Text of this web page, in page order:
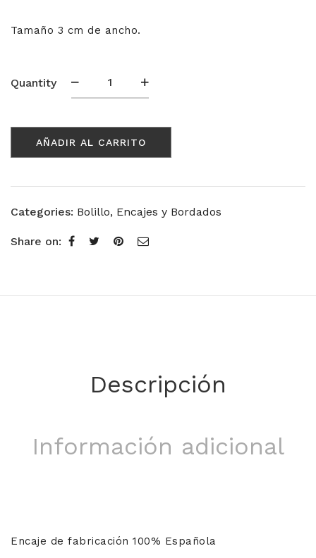
Tamaño 3 cm de ancho.
Quantity
Randa
Metálica
oro
cantidad
AÑADIR AL CARRITO
Categories: Bolillo, Encajes y Bordados
Share on:
Descripción
Información adicional
Encaje de fabricación 100% Española